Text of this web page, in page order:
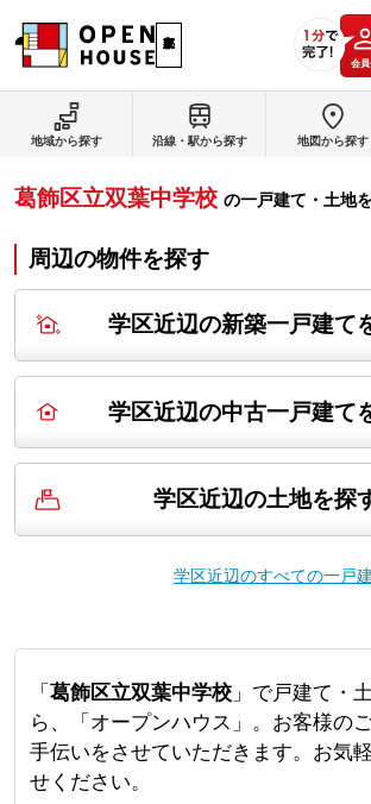
会
地域から探す 沿線・駅から探す 地図から探す
葛飾区立双葉中学校 の一戸建て・土地
周辺の物件を探す
学区近辺の新築一戸建て
学区近辺の中古一戸建て
学区近辺の土地を探
学区近辺のすべての一戸
「 葛飾区立双葉中学校」で戸建て・
ら、「オープンハウス」。お客様の
手伝いをさせていただきます。お気
せください。